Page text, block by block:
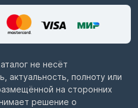
не несёт
актуальность, полноту или
на сторонних
решение о